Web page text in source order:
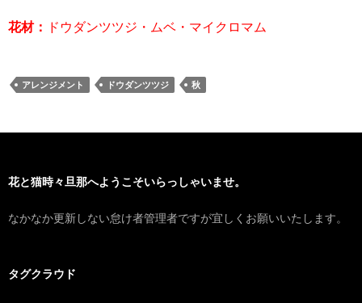
花材： ドウダンツツジ・ムベ・マイクロマム
アレンジメント ドウダンツツジ 秋
花と猫時々旦那へようこそいらっしゃいませ。
なかなか更新しない怠け者管理者ですが宜しくお願いいたします。
タグクラウド